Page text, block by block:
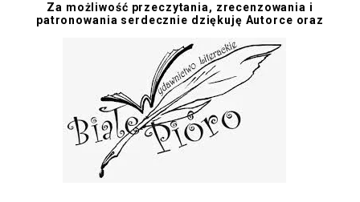
Za możliwość przeczytania, zrecenzowania i
patronowania serdecznie dziękuję Autorce oraz